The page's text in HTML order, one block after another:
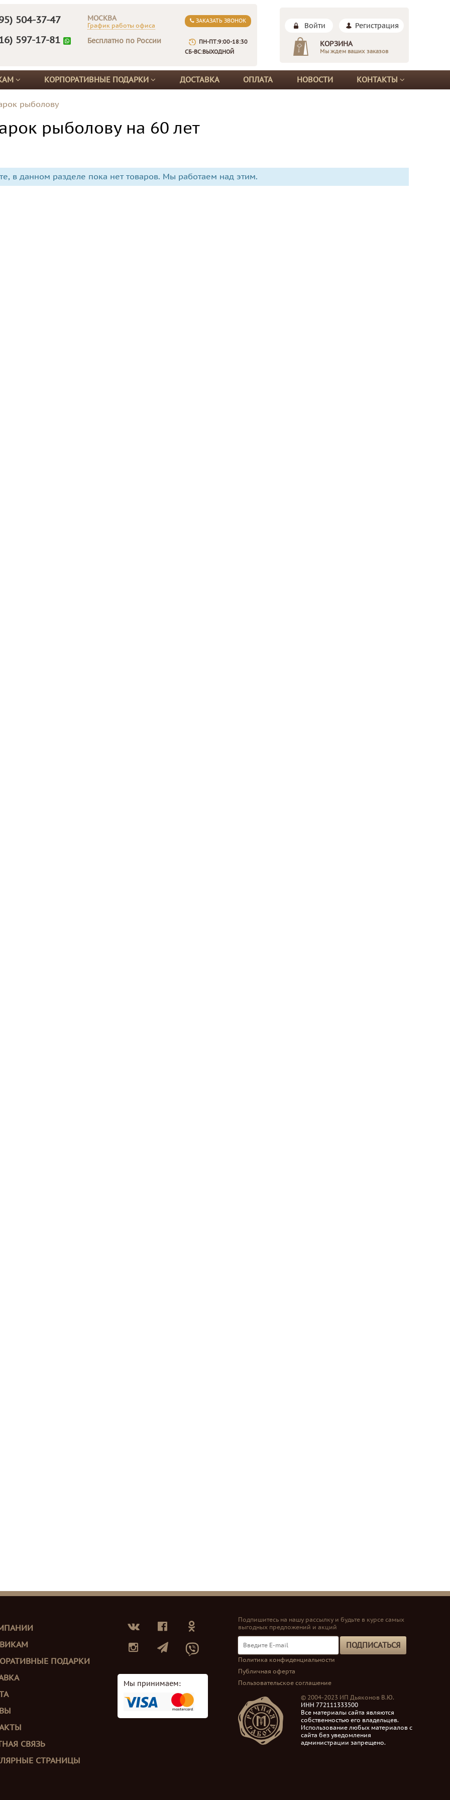
504-37-47 МОСКВА
График работы офиса
597-17-81 Бесплатно по России
ЗАКАЗАТЬ ЗВОНОК
ПН-ПТ:9:00-18:30
СБ-ВС:ВЫХОДНОЙ
Войти Регистрация
КОРЗИНА
Мы ждем ваших заказов
КОРПОРАТИВНЫЕ ПОДАРКИ ДОСТАВКА ОПЛАТА НОВОСТИ КОНТАКТЫ
рыболову
рыболову на 60 лет
в данном разделе пока нет товаров. Мы работаем над этим.
ПОДАРКИ
СВЯЗЬ
СТРАНИЦЫ
Мы принимаем:
Подпишитесь на нашу рассылку и будьте в курсе самых
выгодных предложений и акций
ПОДПИСАТЬСЯ
Политика конфиденциальности
Публичная оферта
Пользовательское соглашение
© 2004-2023 ИП Дьяконов В.Ю.
ИНН 772111333500
Все материалы сайта являются
собственностью его владельцев.
Использование любых материалов с
сайта без уведомления
администрации запрещено.